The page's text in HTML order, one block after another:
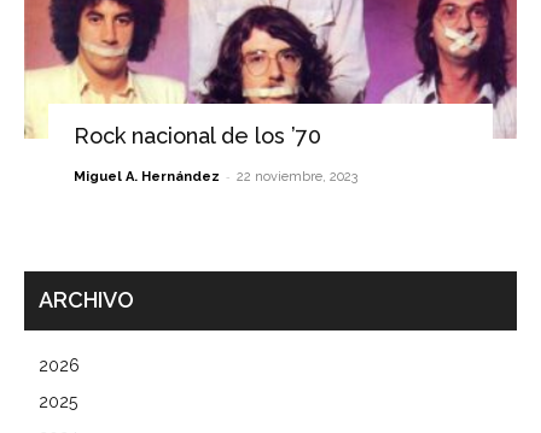
Rock nacional de los ’70
Miguel A. Hernández - 22 noviembre, 2023
ARCHIVO
2026
2025